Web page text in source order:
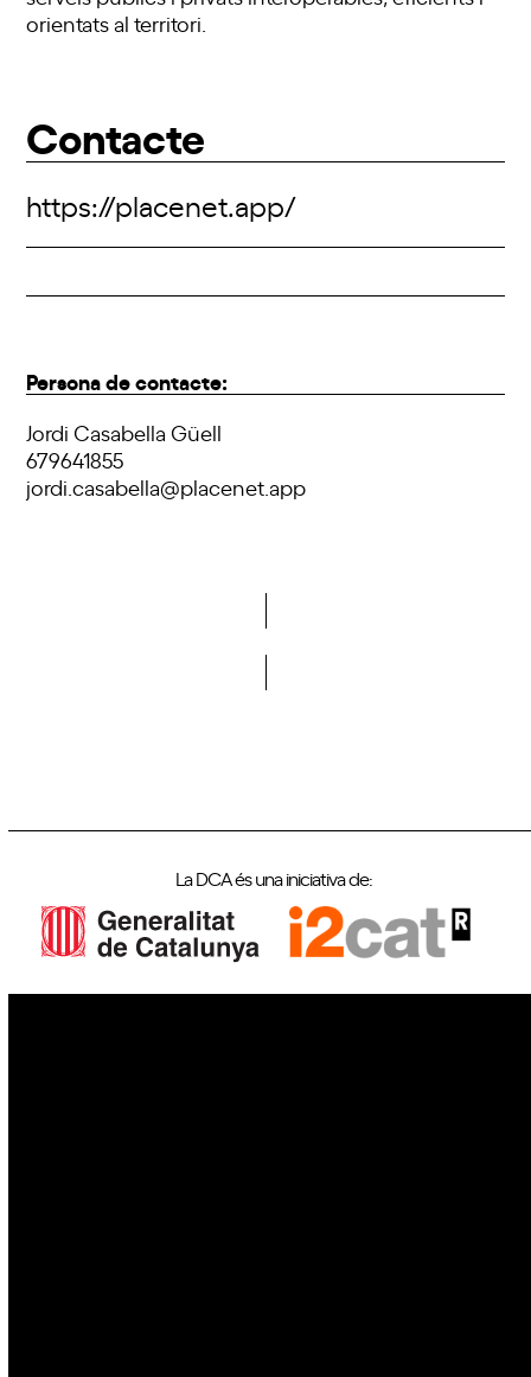
orientats al territori.
Contacte
https://placenet.app/
Persona de contacte:
Jordi Casabella Güell
679641855
jordi.casabella@placenet.app
La DCA és una iniciativa de: